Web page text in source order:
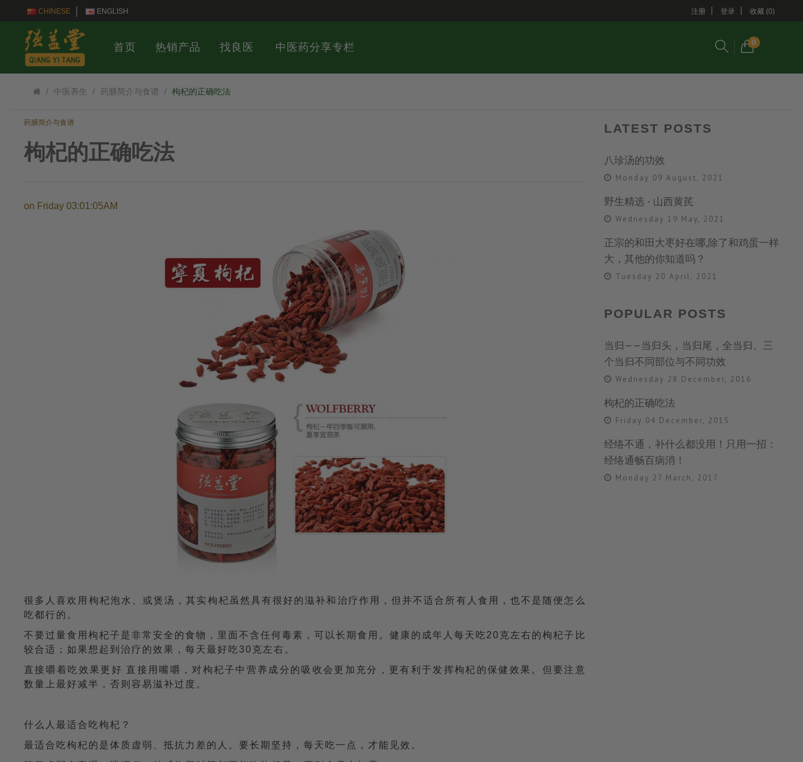
CHINESE ENGLISH 注册 登录 收藏 (0)
0
首页 热销产品 找良医 中医药分享专栏
中医养生 药膳简介与食谱 枸杞的正确吃法
药膳简介与食谱
枸杞的正确吃法
on Friday 03:01:05AM
很多人喜欢用枸杞泡水、或煲汤，其实枸杞虽然具有很好的滋补和治疗作用，但并不适合所有人食用，也不是随便怎么
吃都行的。
不要过量食用枸杞子是非常安全的食物，里面不含任何毒素，可以长期食用。健康的成年人每天吃20克左右的枸杞子比
较合适；如果想起到治疗的效果，每天最好吃30克左右。
直接嚼着吃效果更好 直接用嘴嚼，对枸杞子中营养成分的吸收会更加充分，更有利于发挥枸杞的保健效果。但要注意
数量上最好减半，否则容易滋补过度。
什么人最适合吃枸杞？
最适合吃枸杞的是体质虚弱、抵抗力差的人。要长期坚持，每天吃一点，才能见效。
LATEST POSTS
八珍汤的功效
Monday 09 August, 2021
野生精选 - 山西黄芪
Wednesday 19 May, 2021
正宗的和田大枣好在哪,除了和鸡蛋一样
大，其他的你知道吗？
Tuesday 20 April, 2021
POPULAR POSTS
当归——当归头，当归尾，全当归、三
个当归不同部位与不同功效
Wednesday 28 December, 2016
枸杞的正确吃法
Friday 04 December, 2015
经络不通，补什么都没用！只用一招：
经络通畅百病消！
Monday 27 March, 2017